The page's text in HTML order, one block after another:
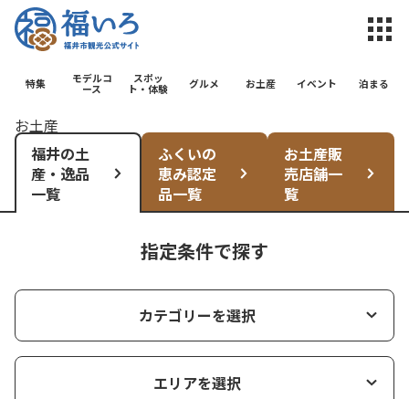
福井市観光
特集
モデルコ
ース
スポッ
ト・体験
グルメ お土産 イベント 泊まる
お土産
福井の土
産・逸品
一覧
ふくいの
恵み認定
品一覧
お土産販
売店舗一
覧
指定条件で探す
カテゴリーを選択
エリアを選択